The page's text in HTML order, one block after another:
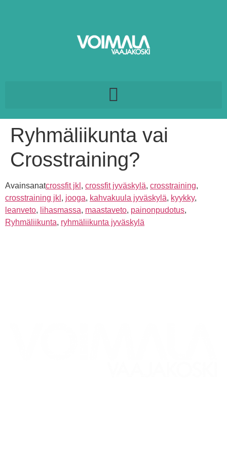
Ryhmäliikunta vai
Crosstraining?
Avainsanatcrossfit jkl , crossfit jyväskylä, crosstraining,
crosstraining jkl , jooga, kahvakuula jyväskylä, kyykky,
leanveto, lihasmassa, maastaveto, painonpudotus,
Ryhmäliikunta, ryhmäliikunta jyväskylä